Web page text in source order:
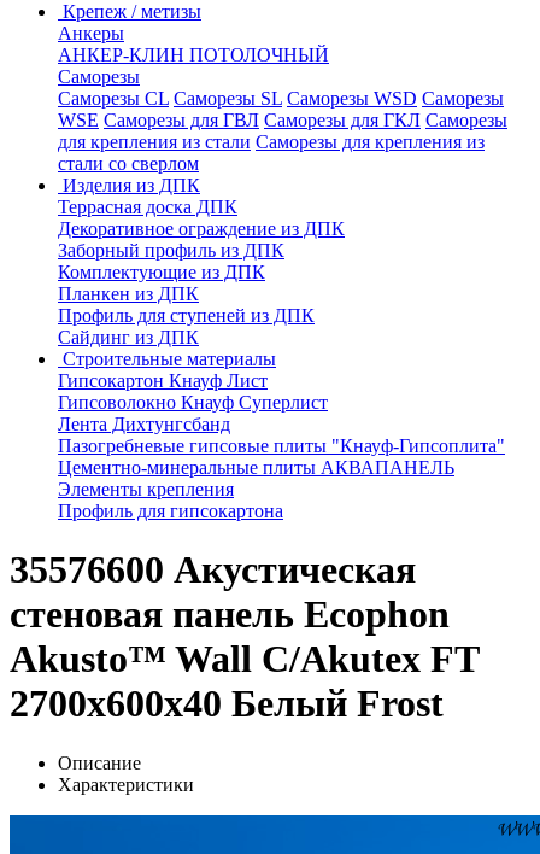
Крепеж / метизы
Анкеры
АНКЕР-КЛИН ПОТОЛОЧНЫЙ
Саморезы
Саморезы CL Саморезы SL Саморезы WSD Саморезы
WSE Саморезы для ГВЛ Саморезы для ГКЛ Саморезы
для крепления из стали Саморезы для крепления из
стали со сверлом
Изделия из ДПК
Террасная доска ДПК
Декоративное ограждение из ДПК
Заборный профиль из ДПК
Комплектующие из ДПК
Планкен из ДПК
Профиль для ступеней из ДПК
Сайдинг из ДПК
Строительные материалы
Гипсокартон Кнауф Лист
Гипсоволокно Кнауф Суперлист
Лента Дихтунгсбанд
Пазогребневые гипсовые плиты "Кнауф-Гипсоплита"
Цементно-минеральные плиты АКВАПАНЕЛЬ
Элементы крепления
Профиль для гипсокартона
35576600 Акустическая
стеновая панель Ecophon
Akusto™ Wall С/Akutex FT
2700x600x40 Белый Frost
Описание
Характеристики